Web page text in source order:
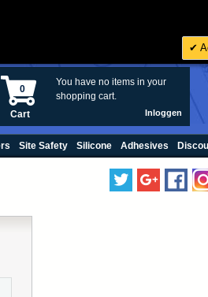
You have no items in your
shopping cart.
0
Cart Inloggen
Site Safety Silicone Adhesives